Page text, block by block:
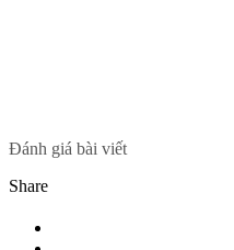
Đánh giá bài viết
Share